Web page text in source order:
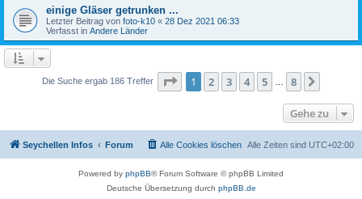
einige Gläser getrunken ...
Letzter Beitrag von foto-k10 « 28 Dez 2021 06:33
Verfasst in Andere Länder
Die Suche ergab 186 Treffer Seite 1von
1 2 3 4 5 8
Gehe zu
Seychellen Infos Forum Alle Zeiten sind UTC+02:00
Alle Cookies löschen
Powered by phpBB® Forum Software © phpBB Limited
Deutsche Übersetzung durch phpBB.de